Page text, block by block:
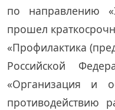
по направлению
прошел
«Профилактика
Российской
«Организация и
противодействию